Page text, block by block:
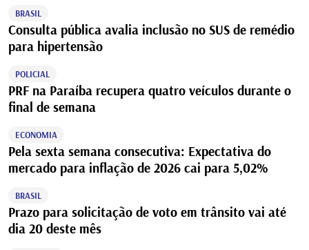
BRASIL
Consulta pública avalia inclusão no SUS de remédio
para hipertensão
POLICIAL
PRF na Paraíba recupera quatro veículos durante o
final de semana
ECONOMIA
Pela sexta semana consecutiva: Expectativa do
mercado para inflação de 2026 cai para 5,02%
BRASIL
Prazo para solicitação de voto em trânsito vai até
dia 20 deste mês